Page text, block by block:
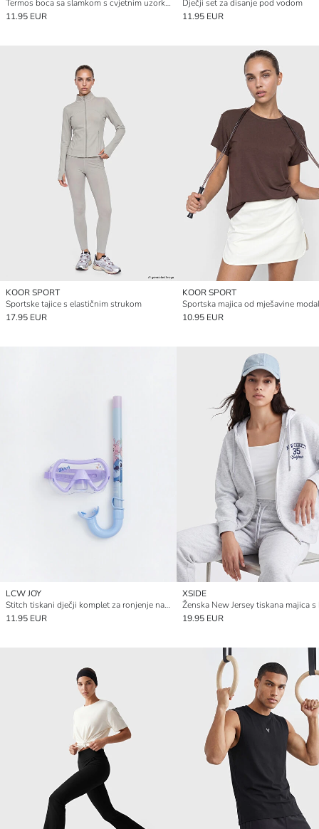
Termos boca sa slamkom s cvjetnim uzorkom 1000 ml
11.95 EUR
Dječji set za disanje pod vodom
11.95 EUR
KOOR SPORT
Sportske tajice s elastičnim strukom
17.95 EUR
KOOR SPORT
10.95 EUR
LCW JOY
Stitch tiskani dječji komplet za ronjenje na dah
11.95 EUR
XSIDE
19.95 EUR